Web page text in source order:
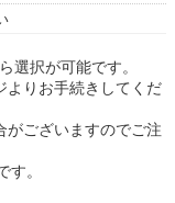
選択が可能です。
よりお手続きしてくだ
ございますのでご注
。